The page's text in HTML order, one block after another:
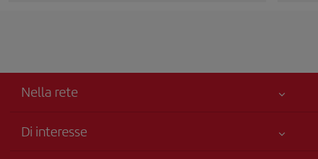
Nella rete
Di interesse